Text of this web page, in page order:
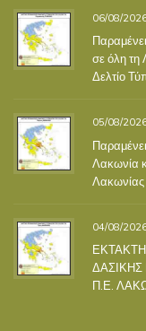
06/08/
σε όλη
Δελτίο
05/08/
Λακωνία
Λακωνίας
04/08/
Π.Ε.